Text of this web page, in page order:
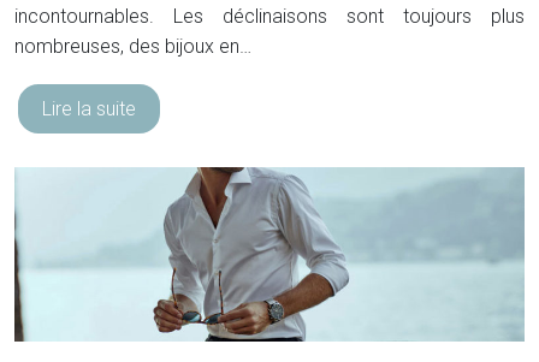
incontournables. Les déclinaisons sont toujours plus
nombreuses, des bijoux en…
Lire la suite